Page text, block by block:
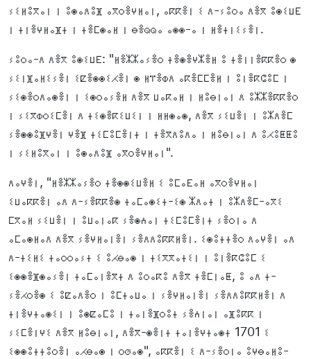
ⵢⵉⵍⵓⴳⴰⵏ ⵏ ⵓⵙⴰⴷⵓⴼ ⴰⴳⵔⴻⵖⵍⴰⵏ, ⴰⴽⴽⴻⵏ ⵉ ⴷ-ⵢⵓⵔⴰ ⴷⴻⴳ ⵓⵙⵉⵡⴹ
ⵏ ⵜⵏⴻⵖⵍⴰⴼⵜ ⵏ ⵜⴻⵎⵙⴰⵍ ⵏ ⴱⴻⵕⵕⴰ ⴰⵙⵙ-ⴰ ⵏ ⵍⴻⵜⵏⵉⵢⴻⵏ.
ⵢⵓⵔⴰ-ⴷ ⴷⴻⴳ ⵓⵙⵉⵡⴹ: "ⵍⴻⵣⵣⴰⵢⴻⵔ ⵜⴻⵙⴻⵖⵣⴻⵍ ⵓ ⵜⴻⵏⵏⴻⴽⴽⴻⵔ ⵙ
ⵢⵉⵏⴼⴰⵍⵉⵢⴻⵏ ⵉⵇⴻⵙⵙⵉⵃⴻⵏ ⵙ ⵍⴶⴻⵀⴷ ⴰⴽⴻⵎⵎⴻⵍ ⵏ ⵓⵏⴻⴽⵛⵓⵎ ⵏ
ⵢⵉⵙⴻⵔⴷⴰⵙⴻⵏ ⵏ ⵉⵙⵔⴰⵢⴻⵍ ⴷⴻⴳ ⵡⴰⴽⴰⵍ ⵏ ⵍⵓⴱⵏⴰⵏ ⴷ ⵓⵣⵣⴻⴽⴽⴻⵔ
ⵏ ⵢⵉⴳⵀⵔⵉⵎⴻⵏ ⴷ ⵜⵉⵙⴻⴽⵉⵡⵉⵏ ⵏ ⵍⵍⵙⴰⵙ, ⴷⴻⴳ ⵢⵉⵡⴻⵏ ⵏ ⵓⵣⴷⴻⵎ
ⵢⴻⵙⵙⵓⴼⵖⴻⵏ ⵖⴻⴼ ⵜⵉⵎⵓⵎⴻⵏⵜ ⵏ ⵜⴻⴳⴷⵓⴷⴰ ⵏ ⵍⵓⴱⵏⴰⵏ ⴷ ⵓⵃⵓⵟⵟⵓ
ⵏ ⵢⵉⵍⵓⴳⴰⵏ ⵏ ⵓⵙⴰⴷⵓⴼ ⴰⴳⵔⴻⵖⵍⴰⵏ".
ⴷⴰⵖⴻⵏ, "ⵍⴻⵣⵣⴰⵢⴻⵔ ⵜⴻⵙⵙⵉⵡⴻⵍ ⵉ ⵓⵎⴰⴹⴰⵍ ⴰⴳⵔⴻⵖⵍⴰⵏ
ⵉⵡⴰⴽⴽⴻⵏ ⴰⴷ ⴷ-ⵢⴻⴽⴽⴻⵙ ⵜⴰⵎⴰⵙⵉⵜ-ⵉⵙ ⵣⴷⴰⵜ ⵏ ⵓⵣⴷⴻⵎ-ⴰⴳⵉ
ⵎⴳⴰⵍ ⵢⵉⵡⴻⵏ ⵏ ⵓⵡⴰⵏⴰⴽ ⵢⴻⵙⵄⴰⵏ ⵜⵉⵎⵓⵎⴻⵏⵜ ⵢⴻⵔⵏⴰ ⴷ
ⴰⵎⴰⵙⵍⴰⴷ ⴷⴻⴳ ⵢⴻⵖⵍⴰⵏⴻⵏ ⵢⴻⴷⴷⵓⴽⴽⵍⴻⵏ. ⵉⵙⵓⵜⵜⴻⵔ ⴷⴰⵖⴻⵏ ⴰⴷ
ⴷ-ⵜⵉⵍⵉ ⵜⴰⵔⵔⴰⵢⵜ ⵉ ⵓⵃⴱⴰⵙ ⵏ ⵜⵉⴳⴳⴰⵜⵉⵏ ⵏ ⵓⵏⴻⴽⵛⵓⵎ ⵉ
ⵉⵙⵙⴻⴼⵙⴰⵢⴻⵏ ⵜⴰⵎⴰⵏⴻⴳⵜ ⴷ ⵓⵔⴰⴽⵓ ⴷⴻⴳ ⵜⴻⵎⵏⴰⵟ, ⵓ ⴰⴷ ⵜ-
ⵢⴻⵃⵔⴻⵙ ⵉ ⵓⵇⴰⴷⴻⵔ ⵏ ⵓⵎⵜⴰⵡⴰ ⵏ ⵢⴻⵖⵍⴰⵏⴻⵏ ⵢⴻⴷⴷⵓⴽⴽⵍⴻⵏ ⴷ
ⵜⵏⴻⵖⵜⴰⵙⵉⵏ ⵏ ⵓⵙⵇⴰⵎⵓ ⵏ ⵜⴰⵏⴻⴼⵔⵓⵜ ⵢⴻⵄⵏⴰⵏ ⴰⴼⵓⴽⴽ ⵏ
ⵢⵉⵎⴻⵏⵖⵉ ⴷⴻⴳ ⵍⵓⴱⵏⴰⵏ, ⴷⴻⴳ-ⵙⴻⵏⵜ ⵜⴰⵏⴻⵖⵜⴰⵙⵜ 1701 ⵉ
ⵉⵙⵙⵓⵜⵜⵓⵔⴻⵏ ⴰⵃⴱⴰⵙ ⵏ ⵔⵚⴰⵙ", ⴰⴽⴽⴻⵏ ⵉ ⴷ-ⵢⴻⵔⵏⴰ ⵓⵖⴱⴰⵍⵓ-